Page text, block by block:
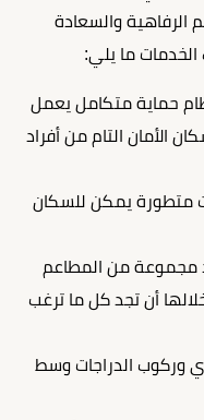
الرفاهية والسعادة
الخدمات ما يلي:
حماية متكامل يعمل
الأمان التام من أفراد
متطورة يمكن للسكان
مجموعة من المطاعم
أن تجد كل ما ترغب
وركوب الدراجات وسط